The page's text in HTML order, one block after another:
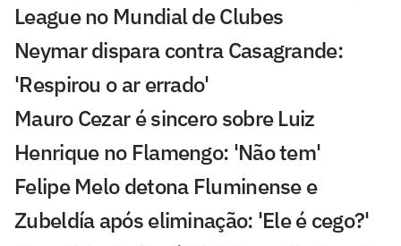
League no Mundial de Clubes
Neymar dispara contra Casagrande:
'Respirou o ar errado'
Mauro Cezar é sincero sobre Luiz
Henrique no Flamengo: 'Não tem'
Felipe Melo detona Fluminense e
Zubeldía após eliminação: 'Ele é cego?'